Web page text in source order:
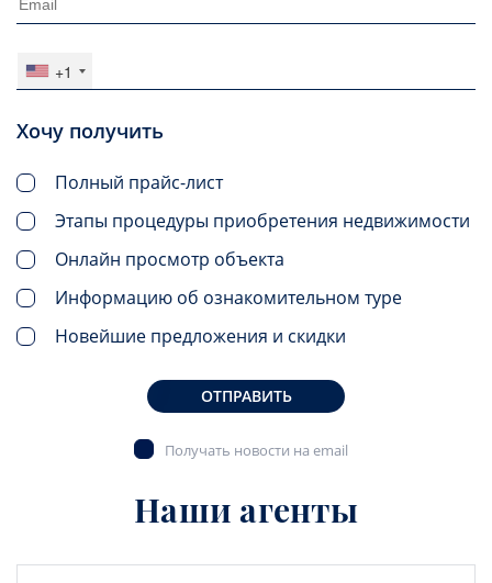
+1
Хочу получить
Полный прайс-лист
Этапы процедуры приобретения недвижимости
Онлайн просмотр объекта
Информацию об ознакомительном туре
Новейшие предложения и скидки
ОТПРАВИТЬ
Получать новости на email
Наши агенты